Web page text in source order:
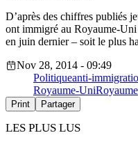
D’après des chiffres publiés
ont immigré au Royaume-Uni
en juin dernier – soit le plus
Nov 28, 2014 - 09:49
Politiqueanti-
Royaume-Uni
Print Partager
LES PLUS LUS